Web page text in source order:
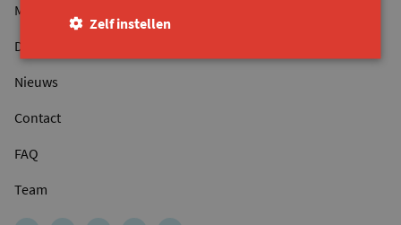
Magazine
Doe een gift
Nieuws
Contact
FAQ
Team
Zelf instellen